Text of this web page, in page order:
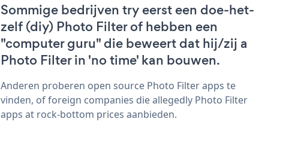
Sommige bedrijven try eerst een doe-het-
zelf (diy) Photo Filter of hebben een
"computer guru" die beweert dat hij/zij a
Photo Filter in 'no time' kan bouwen.
Anderen proberen open source Photo Filter apps te
vinden, of foreign companies die allegedly Photo Filter
apps at rock-bottom prices aanbieden.